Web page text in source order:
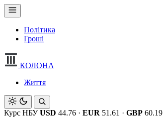
Політика
Гроші
КОЛОНА
Життя
Курс НБУ USD 44.76 · EUR 51.61 · GBP 60.19